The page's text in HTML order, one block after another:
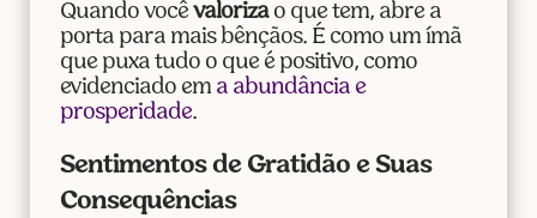
Quando você valorizao que tem, abre a
porta para mais bênçãos. É como um ímã
que puxa tudo o que é positivo, como
evidenciado em a abundância e
prosperidade.
Sentimentos de Gratidão e Suas
Consequências